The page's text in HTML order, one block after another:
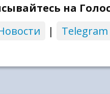
на
| Telegram